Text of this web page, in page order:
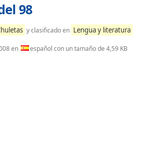
98
y clasificado en Lengua y literatura
en español con un tamaño de 4,59 KB